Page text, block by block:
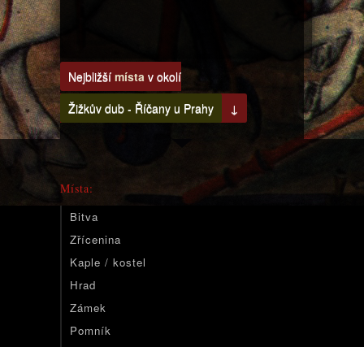
Nejbližší místa v okolí
Žižkův dub - Říčany u Prahy
↓
Místa:
Bitva
Zřícenina
Kaple / kostel
Hrad
Zámek
Pomník